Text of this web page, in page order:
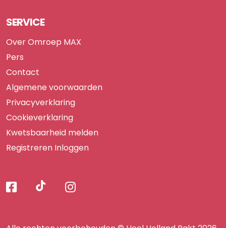
SERVICE
Over Omroep MAX
Pers
Contact
Algemene voorwaarden
Privacyverklaring
Cookieverklaring
Kwetsbaarheid melden
Registreren Inloggen
Volg
ons
Volg Volg
ons